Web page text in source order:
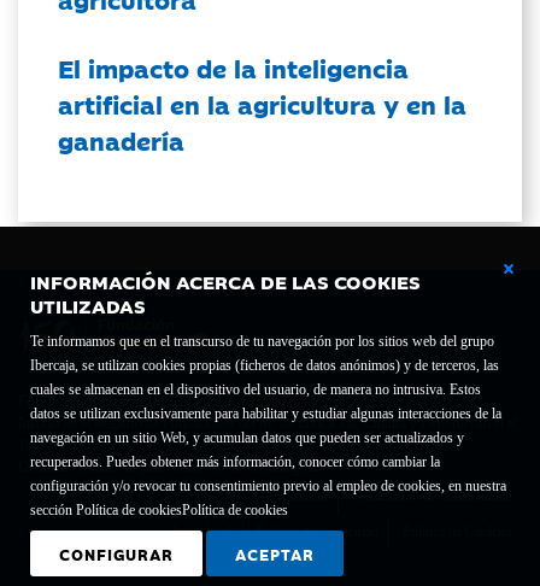
INFORMACIÓN ACERCA DE LAS COOKIES
UTILIZADAS
Te informamos que en el transcurso de tu navegación por los sitios web del grupo
Ibercaja, se utilizan cookies propias (ficheros de datos anónimos) y de terceros, las
cuales se almacenan en el dispositivo del usuario, de manera no intrusiva. Estos
datos se utilizan exclusivamente para habilitar y estudiar algunas interacciones de la
navegación en un sitio Web, y acumulan datos que pueden ser actualizados y
recuperados. Puedes obtener más información, conocer cómo cambiar la
configuración y/o revocar tu consentimiento previo al empleo de cookies, en nuestra
sección Política de cookiesPolítica de cookies
CONFIGURAR ACEPTAR
El impacto de la inteligencia
artificial en la agricultura y en la
ganadería
Fundación Bancaria Ibercaja C.I.F. G-50000652.
Inscrita en el Registro de Fundaciones del Mº de Educación, Cultura y Deporte con el nº
1689.
Domicilio social: Joaquín Costa, 13. 50001 Zaragoza.
Contacto
Declaración de accesibilidad
Aviso legal Política de privacidad